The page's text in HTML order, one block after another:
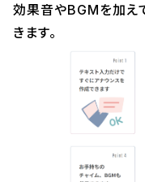
効果音やBGMを加え
きます。